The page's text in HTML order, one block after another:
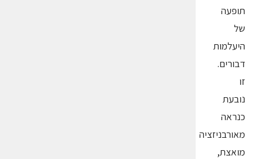
תופעה
של
היעלמות
דבורים.
זו
נובעת
כנראה
מאורבניזציה
מואצת,